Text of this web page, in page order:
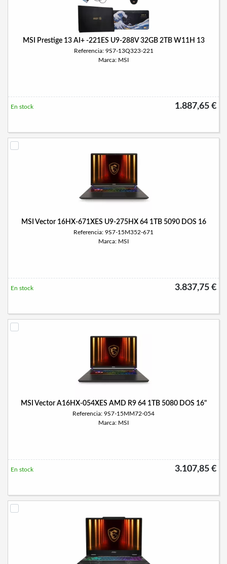
MSI Prestige 13 AI+ -221ES U9-288V 32GB 2TB W11H 13
Referencia: 9S7-13Q323-221
Marca: MSI
1.887,65 €
En stock
MSI Vector 16HX-671XES U9-275HX 64 1TB 5090 DOS 16
Referencia: 9S7-15M352-671
Marca: MSI
3.837,75 €
En stock
MSI Vector A16HX-054XES AMD R9 64 1TB 5080 DOS 16"
Referencia: 9S7-15MM72-054
Marca: MSI
3.107,85 €
En stock